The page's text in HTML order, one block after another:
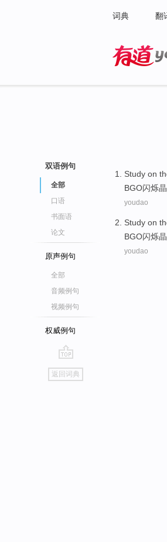
词典 翻
双语例句
全部
口语
书面语
论文
原声例句
全部
音频例句
视频例句
权威例句
go
top
返回词典
Study on
BGO闪烁
youdao
Study on
BGO闪烁
youdao